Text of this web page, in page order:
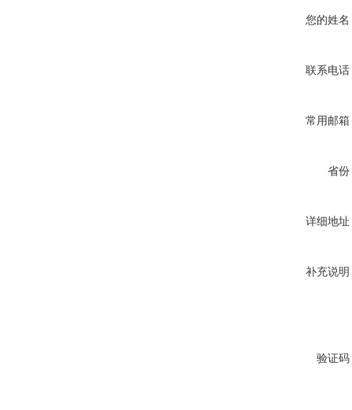
您的姓名
联系电话
常用邮箱
省份
详细地址
补充说明
验证码